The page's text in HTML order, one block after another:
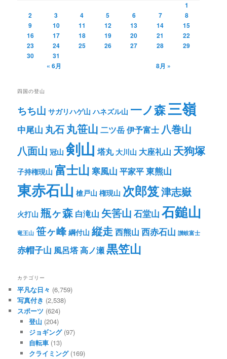
1
2
3 4 5 6 7
8
9
10 11 12 13 14
15
16
17 18 19 20 21
22
23
24 25 26 27 28
29
30
31
« 6月
8月 »
四国の登山
ちち山 サガリハゲ山 ハネズル山 一ノ森三嶺
中尾山 丸石丸笹山 二ツ岳伊予富士 八巻山
八面山 冠山 剣山 塔丸 大川山 大座礼山 天狗塚
子持権現山 富士山 寒風山 平家平東熊山
東赤石山 槍戸山 権現山 次郎笈津志嶽
火打山 瓶ヶ森 白滝山 矢筈山 石堂山 石鎚山
竜王山 笹ヶ峰 綱付山 縦走 西熊山 西赤石山 讃岐富士
赤帽子山 風呂塔高ノ瀬黒笠山
カテゴリー
平凡な日々 (6,759)
写真付き (2,538)
スポーツ (624)
登山 (204)
ジョギング(97)
自転車(13)
クライミング(169)